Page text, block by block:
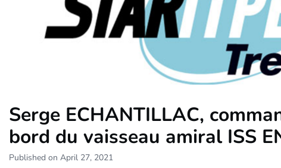
Serge ECHANTILLAC,
bord du vaisseau amiral ISS
Published on April 27, 2021